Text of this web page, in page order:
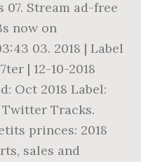
Stream ad-free
now on
03. 2018 | Label
| 12-10-2018
Oct 2018 Label:
Twitter Tracks.
princes: 2018
sales and